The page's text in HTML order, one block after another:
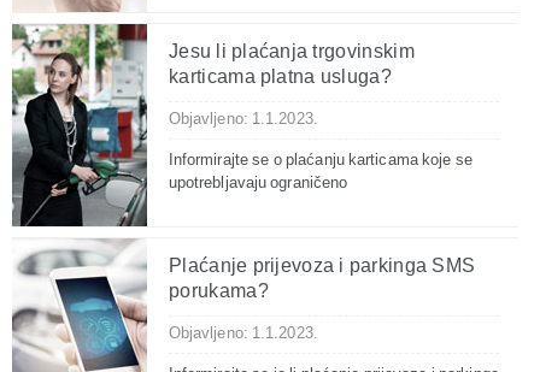
Jesu li plaćanja trgovinskim
karticama platna usluga?
Objavljeno: 1.1.2023.
Informirajte se o plaćanju karticama koje se
upotrebljavaju ograničeno
Plaćanje prijevoza i parkinga SMS
porukama?
Objavljeno: 1.1.2023.